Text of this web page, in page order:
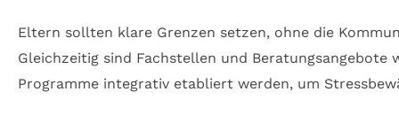
Eltern sollten klare Grenzen setzen, ohne die
Gleichzeitig sind Fachstellen und Beratungsangebote
Programme integrativ etabliert werden, um